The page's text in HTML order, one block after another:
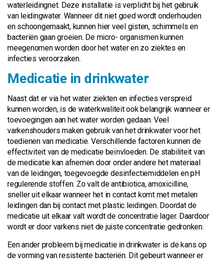
waterleidingnet. Deze installatie is verplicht bij het gebruik
van leidingwater. Wanneer dit niet goed wordt onderhouden
en schoongemaakt, kunnen hier veel gisten, schimmels en
bacteriën gaan groeien. De micro- organismen kunnen
meegenomen worden door het water en zo ziektes en
infecties veroorzaken.
Medicatie in drinkwater
Naast dat er via het water ziekten en infecties verspreid
kunnen worden, is de waterkwaliteit ook belangrijk wanneer er
toevoegingen aan het water worden gedaan. Veel
varkenshouders maken gebruik van het drinkwater voor het
toedienen van medicatie. Verschillende factoren kunnen de
effectiviteit van de medicatie beïnvloeden. De stabiliteit van
de medicatie kan afnemen door onder andere het materiaal
van de leidingen, toegevoegde desinfectiemiddelen en pH
regulerende stoffen. Zo valt de antibiotica, amoxicilline,
sneller uit elkaar wanneer het in contact komt met metalen
leidingen dan bij contact met plastic leidingen. Doordat de
medicatie uit elkaar valt wordt de concentratie lager. Daardoor
wordt er door varkens niet de juiste concentratie gedronken.
Een ander probleem bij medicatie in drinkwater is de kans op
de vorming van resistente bacteriën. Dit gebeurt wanneer er